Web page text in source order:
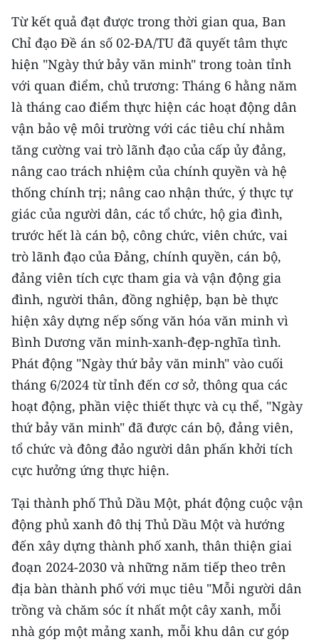
TIN MỚI
TIN ĐỊA PHƯƠNG
Trung du và miền núi phía Bắc
Đồng bằng sông Hồng
Bắc Trung Bộ
Duyên hải Nam Trung Bộ và Tây
Nguyên
Đông Nam Bộ
Đồng bằng sông Cửu Long
Chuyên trang Hà Nội
Chuyên trang TP. Hồ Chí Minh
CHUYÊN ĐỀ
CÁC CHUYÊN TRANG
VỀ BÁO NHÂN DÂN
THỜI NAY
NHÂN DÂN CUỐI TUẦN
NHÂN DÂN HẰNG THÁNG
MUA BÁO
ĐỌC BÁO IN
Từ kết quả đạt được trong thời gian qua, Ban
Chỉ đạo Đề án số 02-ĐA/TU đã quyết tâm thực
hiện "Ngày thứ bảy văn minh" trong toàn tỉnh
với quan điểm, chủ trương: Tháng 6 hằng năm
là tháng cao điểm thực hiện các hoạt động dân
vận bảo vệ môi trường với các tiêu chí nhằm
tăng cường vai trò lãnh đạo của cấp ủy đảng,
nâng cao trách nhiệm của chính quyền và hệ
thống chính trị; nâng cao nhận thức, ý thực tự
giác của người dân, các tổ chức, hộ gia đình,
trước hết là cán bộ, công chức, viên chức, vai
trò lãnh đạo của Đảng, chính quyền, cán bộ,
đảng viên tích cực tham gia và vận động gia
đình, người thân, đồng nghiệp, bạn bè thực
hiện xây dựng nếp sống văn hóa văn minh vì
Bình Dương văn minh-xanh-đẹp-nghĩa tình.
Phát động "Ngày thứ bảy văn minh" vào cuối
tháng 6/2024 từ tỉnh đến cơ sở, thông qua các
hoạt động, phần việc thiết thực và cụ thể, "Ngày
thứ bảy văn minh" đã được cán bộ, đảng viên,
tổ chức và đông đảo người dân phấn khởi tích
cực hưởng ứng thực hiện.
Tại thành phố Thủ Dầu Một, phát động cuộc vận
động phủ xanh đô thị Thủ Dầu Một và hướng
đến xây dựng thành phố xanh, thân thiện giai
đoạn 2024-2030 và những năm tiếp theo trên
địa bàn thành phố với mục tiêu "Mỗi người dân
trồng và chăm sóc ít nhất một cây xanh, mỗi
nhà góp một mảng xanh, mỗi khu dân cư góp